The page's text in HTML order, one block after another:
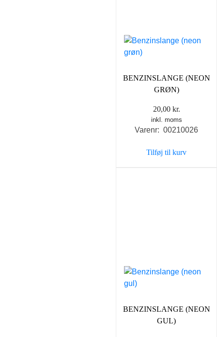
BENZINSLANGE (NEON
GRØN)
20,00 kr.
inkl. moms
Varenr: 00210026
Tilføj til kurv
BENZINSLANGE (NEON
GUL)